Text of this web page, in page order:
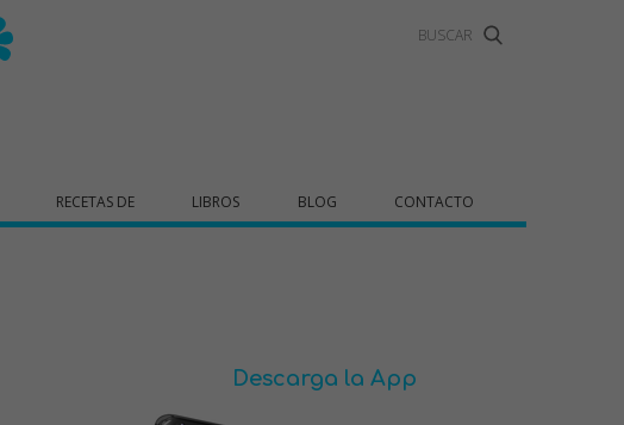
RECETAS DE LIBROS BLOG CONTACTO
Descarga la App